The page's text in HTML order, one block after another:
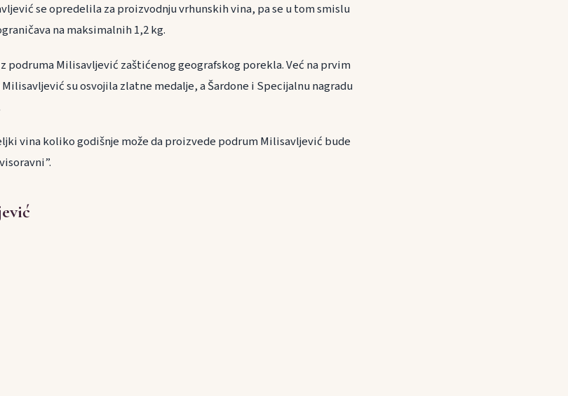
se opredelila za proizvodnju vrhunskih vina, pa se u tom smislu
na maksimalnih 1,2 kg.
podruma Milisavljević zaštićenog geografskog porekla. Već na prvim
su osvojila zlatne medalje, a Šardone i Specijalnu nagradu
vina koliko godišnje može da proizvede podrum Milisavljević bude